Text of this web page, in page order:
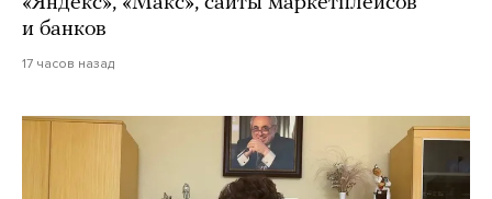
и банков
17 часов назад